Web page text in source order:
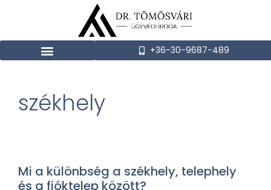
+36-30-9687-489
székhely
Mi a különbség a székhely, telephely
és a fióktelep között?